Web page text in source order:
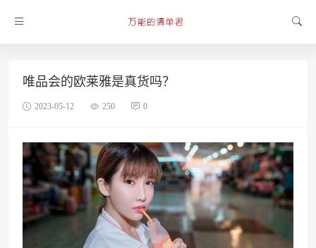
唯品会的欧莱雅是真货吗？
2023-05-12 250 0